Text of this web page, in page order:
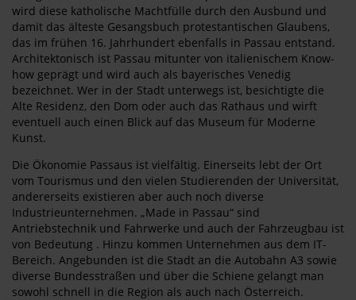
wird diese katholische Machtfülle durch den Ausbund und
damit das älteste Gesangsbuch protestantischen Glaubens,
das im frühen 16. Jahrhundert ebenfalls in Passau entstand.
Architektonisch ist Passau mitunter von italienischem Know-
how geprägt und wird auch als bayerisches Venedig
bezeichnet. Wer in der Stadt unterwegs ist, besichtigte die
Alte Residenz, den Dom oder auch das Rathaus und wirft
eventuell auch einen Blick auf das Museum für Moderne
Kunst.
Die Ökonomie Passaus ist vielfältig. Einerseits lebt der Ort
vom Tourismus und den vielen Studierenden der Universität,
andererseits existieren aber auch noch diverse
Industrieunternehmen. „Made in Passau“ sind
Antriebstechnik und Fahrwerke und auch der Fahrzeugbau ist
von Bedeutung . Hinzu kommen Unternehmen aus dem IT-
Bereich. Angebunden ist die Stadt an die Autobahn A3 sowie
diverse Bundesstraßen und über die Schiene gelangt man
sowohl schnell in die Region als auch nach Österreich.